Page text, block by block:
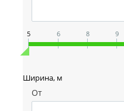
5 6 8 9
Ширина, м
От